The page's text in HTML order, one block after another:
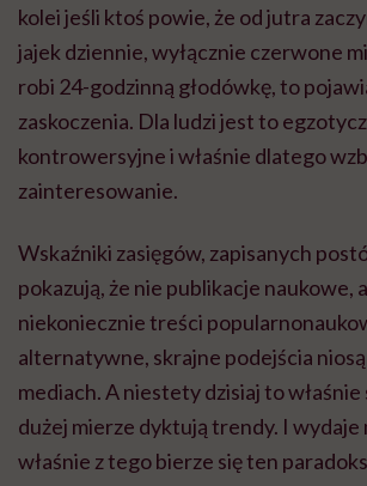
niekoniecznie treści
alternatywne, skrajne podejścia niosą
mediach. A niestety dzisiaj to właśnie
dużej mierze dyktują trendy. I wydaje
właśnie z tego bierze się ten
wspólnym diet, które stają się
by były?
To w dużej mierze zależy od
przyglądamy. W tych bardziej
na badaniach i praktyce klinicznej,
do prostych zaleceń żywieniowych.